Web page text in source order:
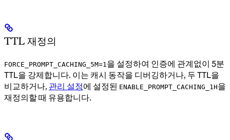
TTL 재정의
FORCE_PROMPT_CACHING_5M=1을 설정하여 인증에 관계없이 5분
TTL을 강제합니다. 이는 캐시 동작을 디버깅하거나, 두 TTL을
비교하거나, 관리 설정에 설정된 ENABLE_PROMPT_CACHING_1H을
재정의할 때 유용합니다.